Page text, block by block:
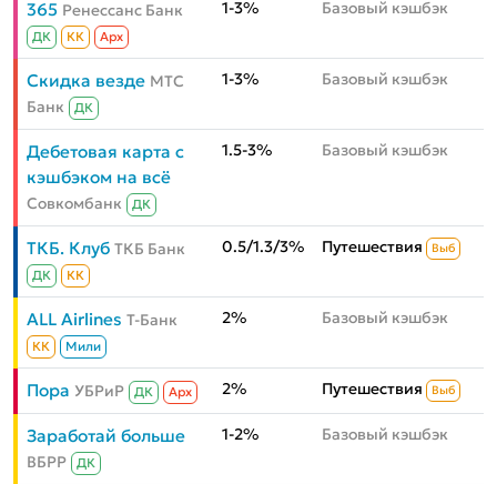
365 Ренессанс Банк
ДК КК Aрх
1-3% Базовый кэшбэк
Скидка везде МТС
Банк
ДК
1-3% Базовый кэшбэк
Дебетовая карта с
кэшбэком на всё
Совкомбанк ДК
1.5-3% Базовый кэшбэк
ТКБ. Клуб ТКБ Банк
ДК КК
0.5/1.3/3% Путешествия Выб
ALL Airlines Т-Банк
КК Мили
2% Базовый кэшбэк
Пора УБРиР ДК Aрх 2% Путешествия Выб
Заработай больше
ВБРР ДК
1-2% Базовый кэшбэк